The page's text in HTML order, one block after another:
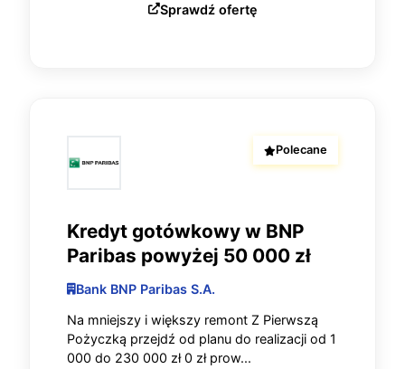
Sprawdź ofertę
Polecane
Kredyt gotówkowy w BNP
Paribas powyżej 50 000 zł
Bank BNP Paribas S.A.
Na mniejszy i większy remont Z Pierwszą
Pożyczką przejdź od planu do realizacji od 1
000 do 230 000 zł 0 zł prow...